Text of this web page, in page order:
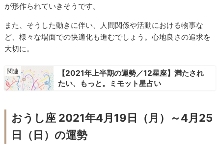
が形作られていきそうです。
また、そうした動きに伴い、人間関係や活動における物事な
ど、様々な場面での快適化も進むでしょう。心地良さの追求を
大切に。
【2021年上半期の運勢／12星座】満たされ
たい、もっと。ミモット星占い
おうし座 2021年4月19日（月）～4月25
日（日）の運勢